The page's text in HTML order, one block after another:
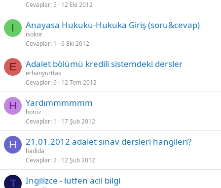
Cevaplar 5 12 Eki 2012
I Anayasa Hukuku-Hukuka Giriş (soru&cevap)
isokor
Cevaplar 1 6 Eki 2012
E Adalet bölümü kredili sistemdeki dersler
erhanyurttas
Cevaplar 6 12 Tem 2012
H Yardımmmmmm
horoz
Cevaplar 1 17 Şub 2012
H 21.01.2012 adalet sınav dersleri hangileri?
hadida
Cevaplar 2 12 Şub 2012
T Ingilizce - lütfen acil bilgi